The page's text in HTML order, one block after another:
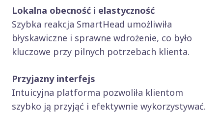
Lokalna obecność i elastyczność
Szybka reakcja SmartHead umożliwiła
błyskawiczne i sprawne wdrożenie, co było
kluczowe przy pilnych potrzebach klienta.
Przyjazny interfejs
Intuicyjna platforma pozwoliła klientom
szybko ją przyjąć i efektywnie wykorzystywać.